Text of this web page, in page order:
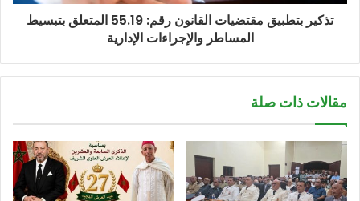
تذكير بتطبيق مقتضيات القانون رقم: 55.19 المتعلق بتبسيط
المساطر والإجراءات الإدارية
مقالات ذات صلة